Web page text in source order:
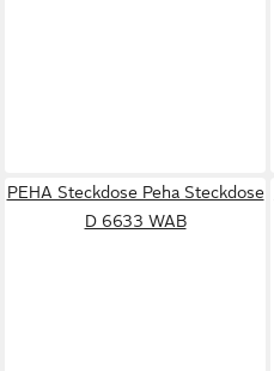
PEHA Steckdose Peha Steckdose
D 6633 WAB